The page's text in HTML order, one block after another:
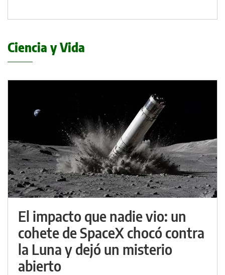
Ciencia y Vida
El impacto que nadie vio: un
cohete de SpaceX chocó contra
la Luna y dejó un misterio
abierto